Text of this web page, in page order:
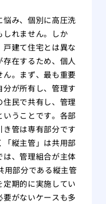
み、個別に高圧洗
しれません。しか
戸建て住宅とは異な
在するため、個人
。まず、最も重要
が所有し、管理す
民で共有し、管理
うことです。各部
管は専有部分です
縦主管」は共用部
、管理組合が主体
用部分である縦主管
期的に実施してい
がないケースも多